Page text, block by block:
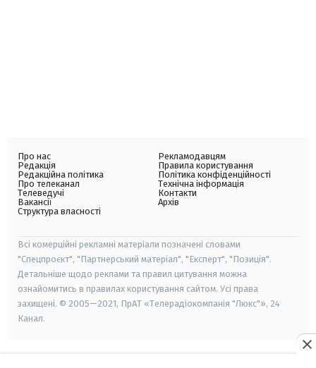
Про нас
Редакція
Редакційна політика
Про телеканал
Телеведучі
Вакансії
Структура власності
Рекламодавцям
Правила користування
Політика конфіденційності
Технічна інформація
Контакти
Архів
Всі комерційні рекламні матеріали позначені словами
"Спецпроєкт", "Партнерський матеріал", "Експерт", "Позиція".
Детальніше щодо реклами та правил цитування можна
ознайомитись в правилах користування сайтом. Усі права
захищені. © 2005—2021, ПрАТ «Телерадіокомпанія "Люкс"», 24
Канал.